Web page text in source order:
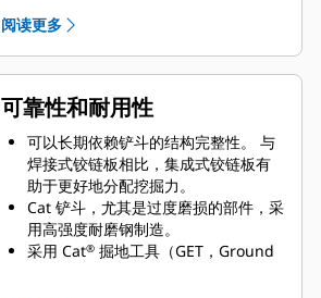
油耗在挖掘过程中达到峰值。 Cat 铲
斗可以快速铲挖物料，提高了机器的
整体工作效率。
可在更短的时间内装载更多的物料。
对于每次装载，铲斗形状和侧挡板都
可将大部分物料保留在铲斗内。
阅读更多
可靠性和耐用性
可以长期依赖铲斗的结构完整性。 与
焊接式铰链板相比，集成式铰链板有
助于更好地分配挖掘力。
Cat 铲斗，尤其是过度磨损的部件，采
用高强度耐磨钢制造。
采用 Cat® 掘地工具（GET，Ground